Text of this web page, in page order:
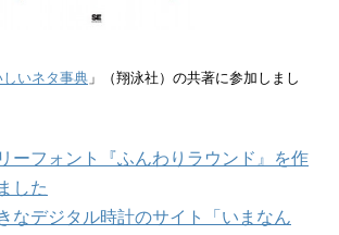
しいネタ事典 」（翔泳社）の共著に参加しまし
ーフォント『ふんわりラウンド』を作
した
なデジタル時計のサイト「いまなん